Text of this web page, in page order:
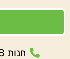
חנות 03-5606248 , 03-5660270